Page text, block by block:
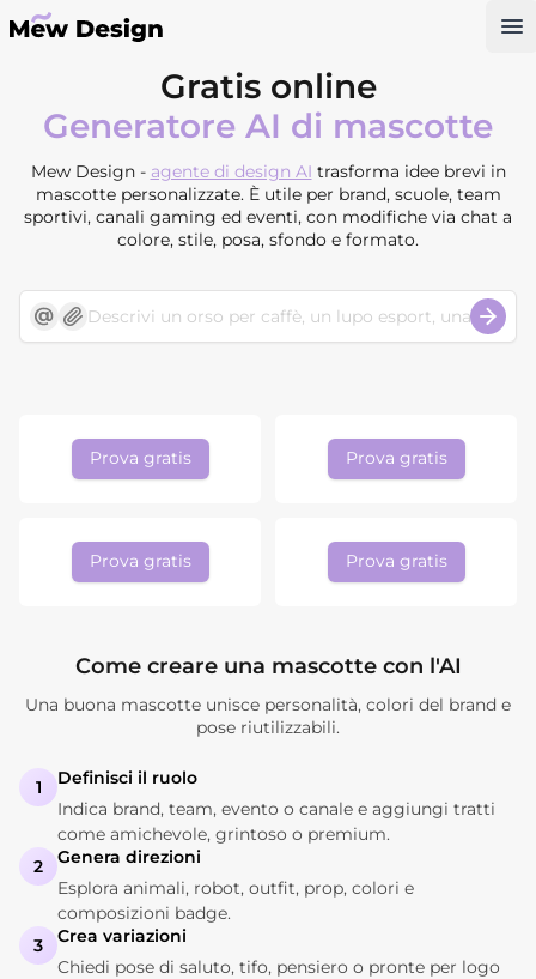
Gratis online
Generatore AI di mascotte
Mew Design - agente di design AI trasforma idee brevi in
mascotte personalizzate. È utile per brand, scuole, team
sportivi, canali gaming ed eventi, con modifiche via chat a
colore, stile, posa, sfondo e formato.
Prova gratis Prova gratis
Prova gratis Prova gratis
Come creare una mascotte con l'AI
Una buona mascotte unisce personalità, colori del brand e
pose riutilizzabili.
1
Definisci il ruolo
Indica brand, team, evento o canale e aggiungi tratti
come amichevole, grintoso o premium.
2
Genera direzioni
Esplora animali, robot, outfit, prop, colori e
composizioni badge.
3
Crea variazioni
Chiedi pose di saluto, tifo, pensiero o pronte per logo